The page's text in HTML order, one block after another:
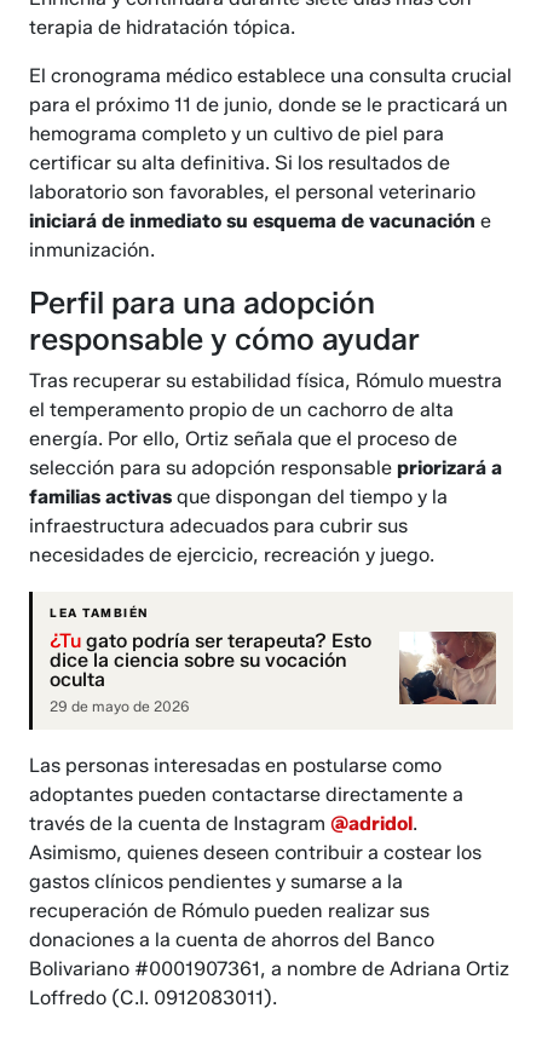
terapia de hidratación tópica.
El cronograma médico establece una consulta crucial
para el próximo 11 de junio, donde se le practicará un
hemograma completo y un cultivo de piel para
certificar su alta definitiva. Si los resultados de
laboratorio son favorables, el personal veterinario
iniciará de inmediato su esquema de vacunación e
inmunización.
Perfil para una adopción
responsable y cómo ayudar
Tras recuperar su estabilidad física, Rómulo muestra
el temperamento propio de un cachorro de alta
energía. Por ello, Ortiz señala que el proceso de
selección para su adopción responsablepriorizará a
familias activas que dispongan del tiempo y la
infraestructura adecuados para cubrir sus
necesidades de ejercicio, recreación y juego.
LEA TAMBIÉN
¿Tu gato podría ser terapeuta? Esto
dice la ciencia sobre su vocación
oculta
29 de mayo de 2026
Las personas interesadas en postularse como
adoptantes pueden contactarse directamente a
través de la cuenta de Instagram@adridol.
Asimismo, quienes deseen contribuir a costear los
gastos clínicos pendientes y sumarse a la
recuperación de Rómulo pueden realizar sus
donaciones a la cuenta de ahorros del Banco
Bolivariano #0001907361, a nombre de Adriana Ortiz
Loffredo (C.I. 0912083011).